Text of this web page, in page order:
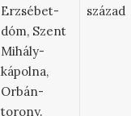
Erzsébet-
dóm, Szent
Mihály-
kápolna,
Orbán-
torony.
század